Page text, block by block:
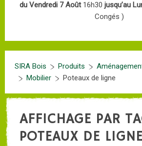
du Vendredi 7 Août 16h30 jusqu’au
Congés )
SIRA Bois Produits
Mobilier
Poteaux de ligne
AFFICHAGE PAR
POTEAUX DE LIGNE